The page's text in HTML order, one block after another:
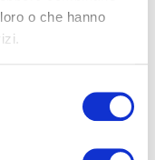
o che hanno
di Gazzaniga?
di 6 mesi!